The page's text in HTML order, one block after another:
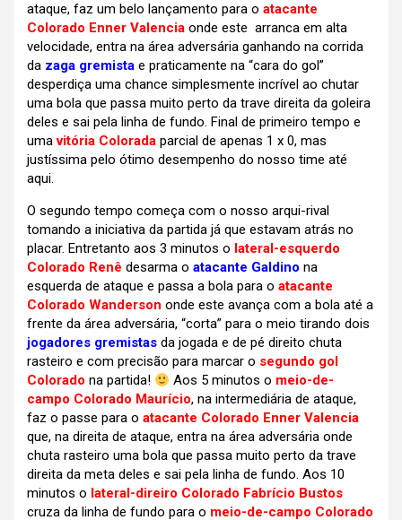
ataque, faz um belo lançamento para o atacante
Colorado Enner Valencia onde este arranca em alta
velocidade, entra na área adversária ganhando na corrida
da zaga gremista e praticamente na “cara do gol”
desperdiça uma chance simplesmente incrível ao chutar
uma bola que passa muito perto da trave direita da goleira
deles e sai pela linha de fundo. Final de primeiro tempo e
umavitória Colorada parcial de apenas 1 x 0, mas
justíssima pelo ótimo desempenho do nosso time até
aqui.
O segundo tempo começa com o nosso arqui-rival
tomando a iniciativa da partida já que estavam atrás no
placar. Entretanto aos 3 minutos o lateral-esquerdo
Colorado Renê desarma o atacante Galdino na
esquerda de ataque e passa a bola para o atacante
Colorado Wanderson onde este avança com a bola até a
frente da área adversária, “corta” para o meio tirando dois
jogadores gremistas da jogada e de pé direito chuta
rasteiro e com precisão para marcar o segundo gol
Colorado na partida! Aos 5 minutos o meio-de-
campo Colorado Maurício, na intermediária de ataque,
faz o passe para o atacante Colorado Enner Valencia
que, na direita de ataque, entra na área adversária onde
chuta rasteiro uma bola que passa muito perto da trave
direita da meta deles e sai pela linha de fundo. Aos 10
minutos o lateral-direiro Colorado Fabrício Bustos
cruza da linha de fundo para o meio-de-campo Colorado